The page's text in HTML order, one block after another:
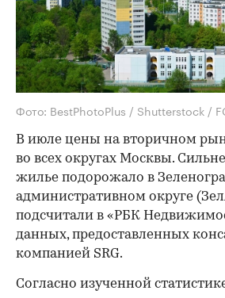
Фото: BestPhotoPlus / Shutterstock /
В июле цены на вторичном
во всех округах Москвы.
жилье подорожало в
административном округе
подсчитали в «РБК
данных, предоставленных
компанией SRG.
Согласно изученной